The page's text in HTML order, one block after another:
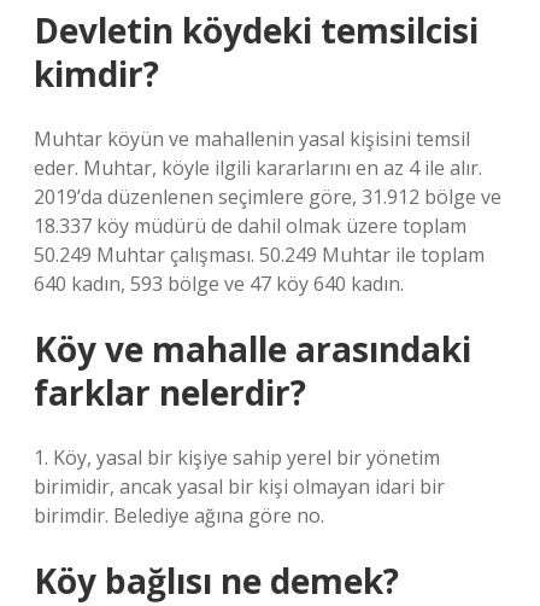
Devletin köydeki temsilcisi
kimdir?
Muhtar köyün ve mahallenin yasal kişisini temsil
eder. Muhtar, köyle ilgili kararlarını en az 4 ile alır.
2019’da düzenlenen seçimlere göre, 31.912 bölge ve
18.337 köy müdürü de dahil olmak üzere toplam
50.249 Muhtar çalışması. 50.249 Muhtar ile toplam
640 kadın, 593 bölge ve 47 köy 640 kadın.
Köy ve mahalle arasındaki
farklar nelerdir?
1. Köy, yasal bir kişiye sahip yerel bir yönetim
birimidir, ancak yasal bir kişi olmayan idari bir
birimdir. Belediye ağına göre no.
Köy bağlısı ne demek?